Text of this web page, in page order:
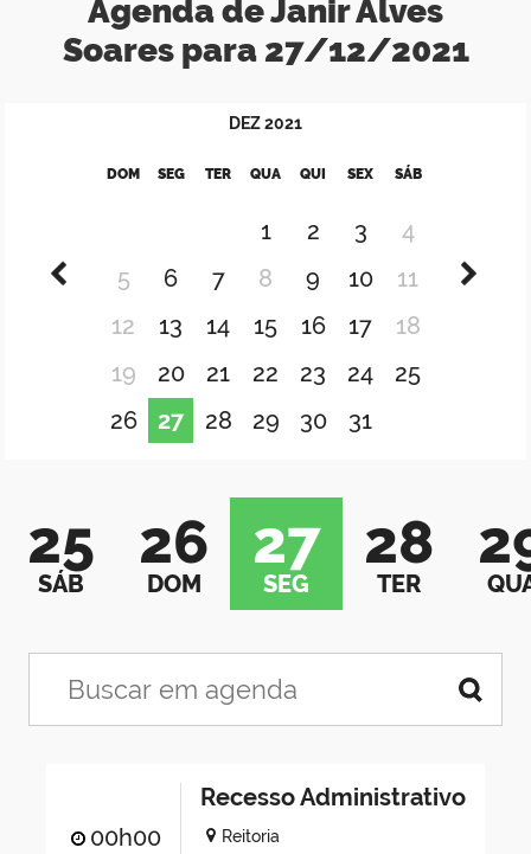
Agenda de Janir Alves
Soares para 27/12/2021
DEZ2021
DOM SEG TER QUA QUI SEX SÁB
1 2 3
4
5
6 7 8 9 10
11
12
13 14 15 16 17
18
19
20 21 22 23 24
25
26
27 28 29 30 31
25
SÁB
26
DOM
27
SEG
28
TER
00h00
Recesso Administrativo
Reitoria